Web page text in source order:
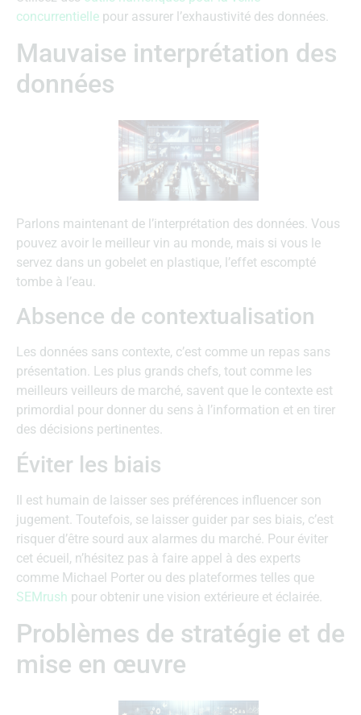
concurrentielle pour assurer l’exhaustivité des données.
Mauvaise interprétation des
données
Parlons maintenant de l’interprétation des données. Vous
pouvez avoir le meilleur vin au monde, mais si vous le
servez dans un gobelet en plastique, l’effet escompté
tombe à l’eau.
Absence de contextualisation
Les données sans contexte, c’est comme un repas sans
présentation. Les plus grands chefs, tout comme les
meilleurs veilleurs de marché, savent que le contexte est
primordial pour donner du sens à l’information et en tirer
des décisions pertinentes.
Éviter les biais
Il est humain de laisser ses préférences influencer son
jugement. Toutefois, se laisser guider par ses biais, c’est
risquer d’être sourd aux alarmes du marché. Pour éviter
cet écueil, n’hésitez pas à faire appel à des experts
comme Michael Porter ou des plateformes telles que
SEMrush pour obtenir une vision extérieure et éclairée.
Problèmes de stratégie et de
mise en œuvre